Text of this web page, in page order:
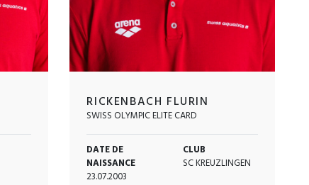
RICKENBACH FLURIN
SWISS OLYMPIC ELITE CARD
DATE DE
NAISSANCE
23.07.2003
CLUB
SC KREUZLINGEN